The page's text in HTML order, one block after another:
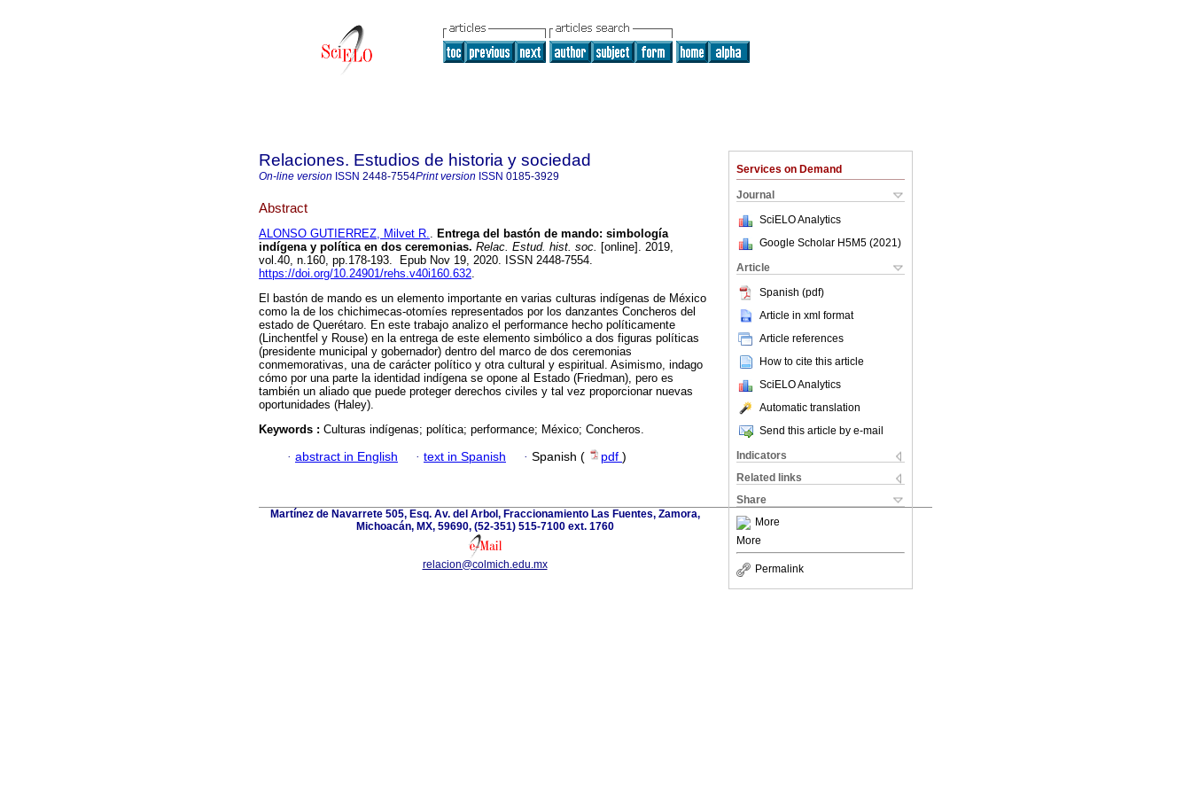
Services on Demand
Journal
SciELO Analytics
Google Scholar H5M5 (2021 )
Article
Spanish (pdf)
Article in xml format
Article references
How to cite this article
SciELO Analytics
Automatic translation
Send this article by e-mail
Indicators
Related links
Share
More
More
Permalink
Relaciones. Estudios de historia y sociedad
On-line version ISSN 2448-7554Print version ISSN 0185-3929
Abstract
ALONSO GUTIERREZ, Milvet R.. Entrega del bastón de mando: simbología
indígena y política en dos ceremonias. Relac. Estud. hist. soc. [online]. 2019,
vol.40, n.160, pp.178-193. Epub Nov 19, 2020. ISSN 2448-7554.
https://doi.org/10.24901/rehs.v40i160.632.
El bastón de mando es un elemento importante en varias culturas indígenas de México
como la de los chichimecas-otomíes representados por los danzantes Concheros del
estado de Querétaro. En este trabajo analizo el performance hecho políticamente
(Linchentfel y Rouse) en la entrega de este elemento simbólico a dos figuras políticas
(presidente municipal y gobernador) dentro del marco de dos ceremonias
conmemorativas, una de carácter político y otra cultural y espiritual. Asimismo, indago
cómo por una parte la identidad indígena se opone al Estado (Friedman), pero es
también un aliado que puede proteger derechos civiles y tal vez proporcionar nuevas
oportunidades (Haley).
Keywords : Culturas indígenas; política; performance; México; Concheros.
· abstract in English · text in Spanish · Spanish ( pdf )
Martínez de Navarrete 505, Esq. Av. del Arbol, Fraccionamiento Las Fuentes, Zamora,
Michoacán, MX, 59690, (52-351) 515-7100 ext. 1760
relacion@colmich.edu.mx